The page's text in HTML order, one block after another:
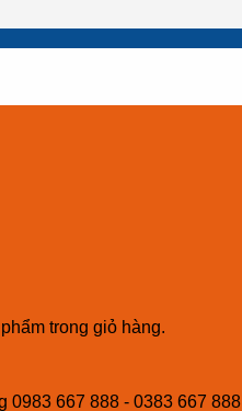
trong giỏ hàng.
0983 667 888 - 0383 667 888